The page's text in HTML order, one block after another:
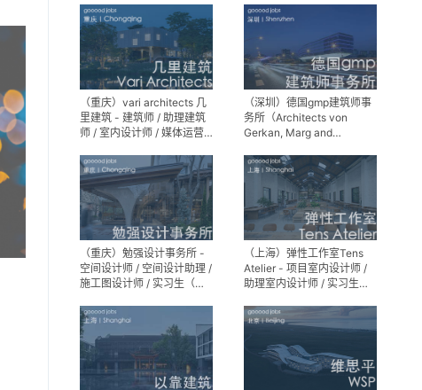
（重庆）vari architects 几
里建筑 - 建筑师 / 助理建筑
师 / 室内设计师 / 媒体运营
（深圳）德国gmp建筑师事
务所（Architects von
Gerkan, Marg and
（重庆）勉强设计事务所 -
空间设计师 / 空间设计助理 /
施工图设计师 / 实习生（长
（上海）弹性工作室Tens
Atelier - 项目室内设计师 /
助理室内设计师 / 实习生